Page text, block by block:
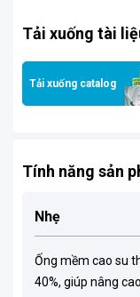
Tải xuống tài
Tải xuống catalog
Tính năng sản
Nhẹ
Ống mềm cao su
40%, giúp nâng